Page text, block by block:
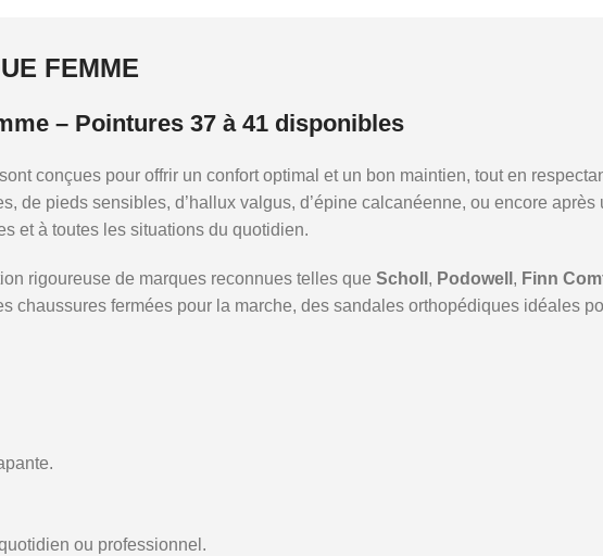
FEMME
– Pointures 37 à 41 disponibles
conçues pour offrir un confort optimal et un bon maintien, tout en
de pieds sensibles, d’hallux valgus, d’épine calcanéenne, ou encore
et à toutes les situations du quotidien.
rigoureuse de marques reconnues telles que Scholl , Podowell , Finn
chaussures fermées pour la marche, des sandales orthopédiques idéales
ou professionnel.